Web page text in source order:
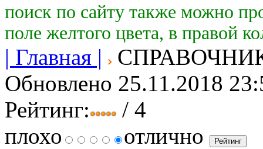
поиск по сайту также можно
поле желтого цвета, в правой
| Главная |
Обновлено 25.11.2018
Рейтинг:
/ 4
плохо
отлично